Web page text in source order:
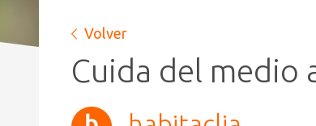
Volver
Cuida del medio